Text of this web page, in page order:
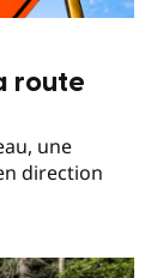
route
une
direction